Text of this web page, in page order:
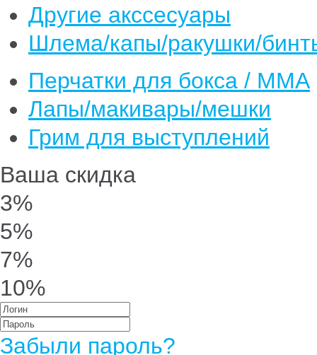
Другие акссесуары
Шлема/капы/ракушки/
Перчатки для бокса / ММА
Лапы/макивары/мешки
Грим для выступлений
Ваша скидка
3%
5%
7%
10%
Забыли пароль?